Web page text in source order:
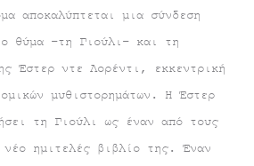
αποκαλύπτεται μια σύνδεση
θύμα –τη Γιούλι– και τη
Έστερ ντε Λορέντι, εκκεντρική
μυθιστορημάτων. Η Έστερ
τη Γιούλι ως έναν από τους
νέο ημιτελές βιβλίο της. Έναν